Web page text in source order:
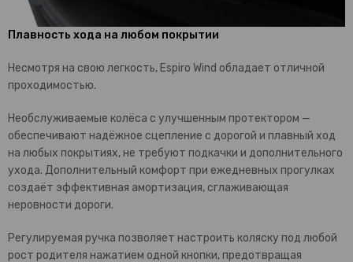
Плавность хода на любом покрытии
Несмотря на свою легкость, Espiro Wind обладает отличной
проходимостью.
Необслуживаемые колёса с улучшенным протектором —
обеспечивают надёжное сцепление с дорогой и плавный ход
на любых покрытиях, не требуют подкачки и дополнительного
ухода. Дополнительный комфорт при ежедневных прогулках
создаёт эффективная амортизация, сглаживающая
неровности дороги.
Регулируемая ручка позволяет настроить коляску под любой
рост родителя нажатием одной кнопки, предотвращая